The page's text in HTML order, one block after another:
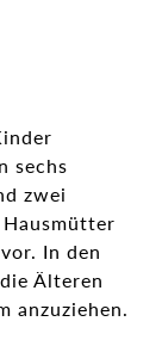
sechs
zwei
In den
Älteren
anzuziehen.